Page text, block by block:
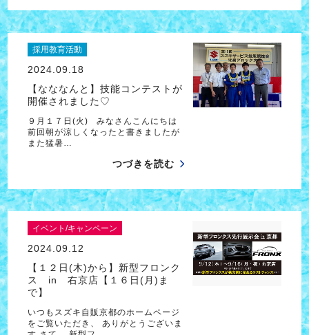
採用教育活動
2024.09.18
【なななんと】技能コンテストが
開催されました♡
９月１７日(火) みなさんこんにちは
前回朝が涼しくなったと書きましたが
また猛暑…
つづきを読む
イベント/キャンペーン
2024.09.12
【１２日(木)から】新型フロンク
ス in 右京店【１６日(月)ま
で】
いつもスズキ自販京都のホームページ
をご覧いただき、 ありがとうございま